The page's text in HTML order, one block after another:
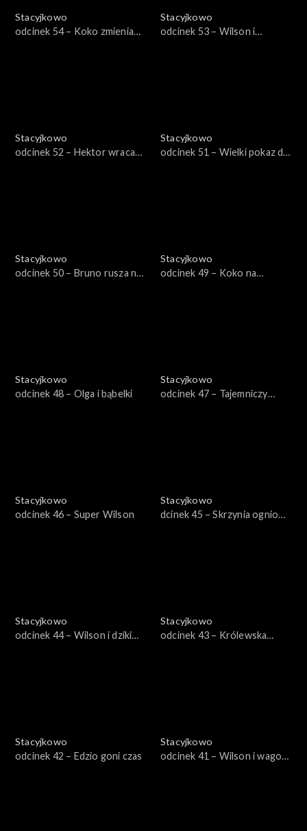
Stacyjkowo
odcinek 54 – Koko zmienia
Stacyjkowo
odcinek 53 – Wilson i
Stacyjkowo
odcinek 52 – Hektor wraca
Stacyjkowo
odcinek 51 – Wielki pokaz dla
Stacyjkowo
odcinek 50 – Bruno rusza na
Stacyjkowo
odcinek 49 – Koko na
Stacyjkowo
odcinek 48 – Olga i bąbelki
Stacyjkowo
odcinek 47 – Tajemniczy
Stacyjkowo
odcinek 46 – Super Wilson
Stacyjkowo
dcinek 45 – Skrzynia ogniowa
Stacyjkowo
odcinek 44 – Wilson i dziki
Stacyjkowo
odcinek 43 – Królewska
Stacyjkowo
odcinek 42 – Edzio goni czas
Stacyjkowo
odcinek 41 – Wilson i wagon